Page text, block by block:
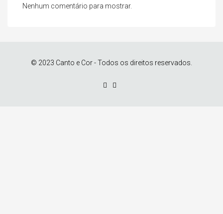
Nenhum comentário para mostrar.
© 2023 Canto e Cor - Todos os direitos reservados.